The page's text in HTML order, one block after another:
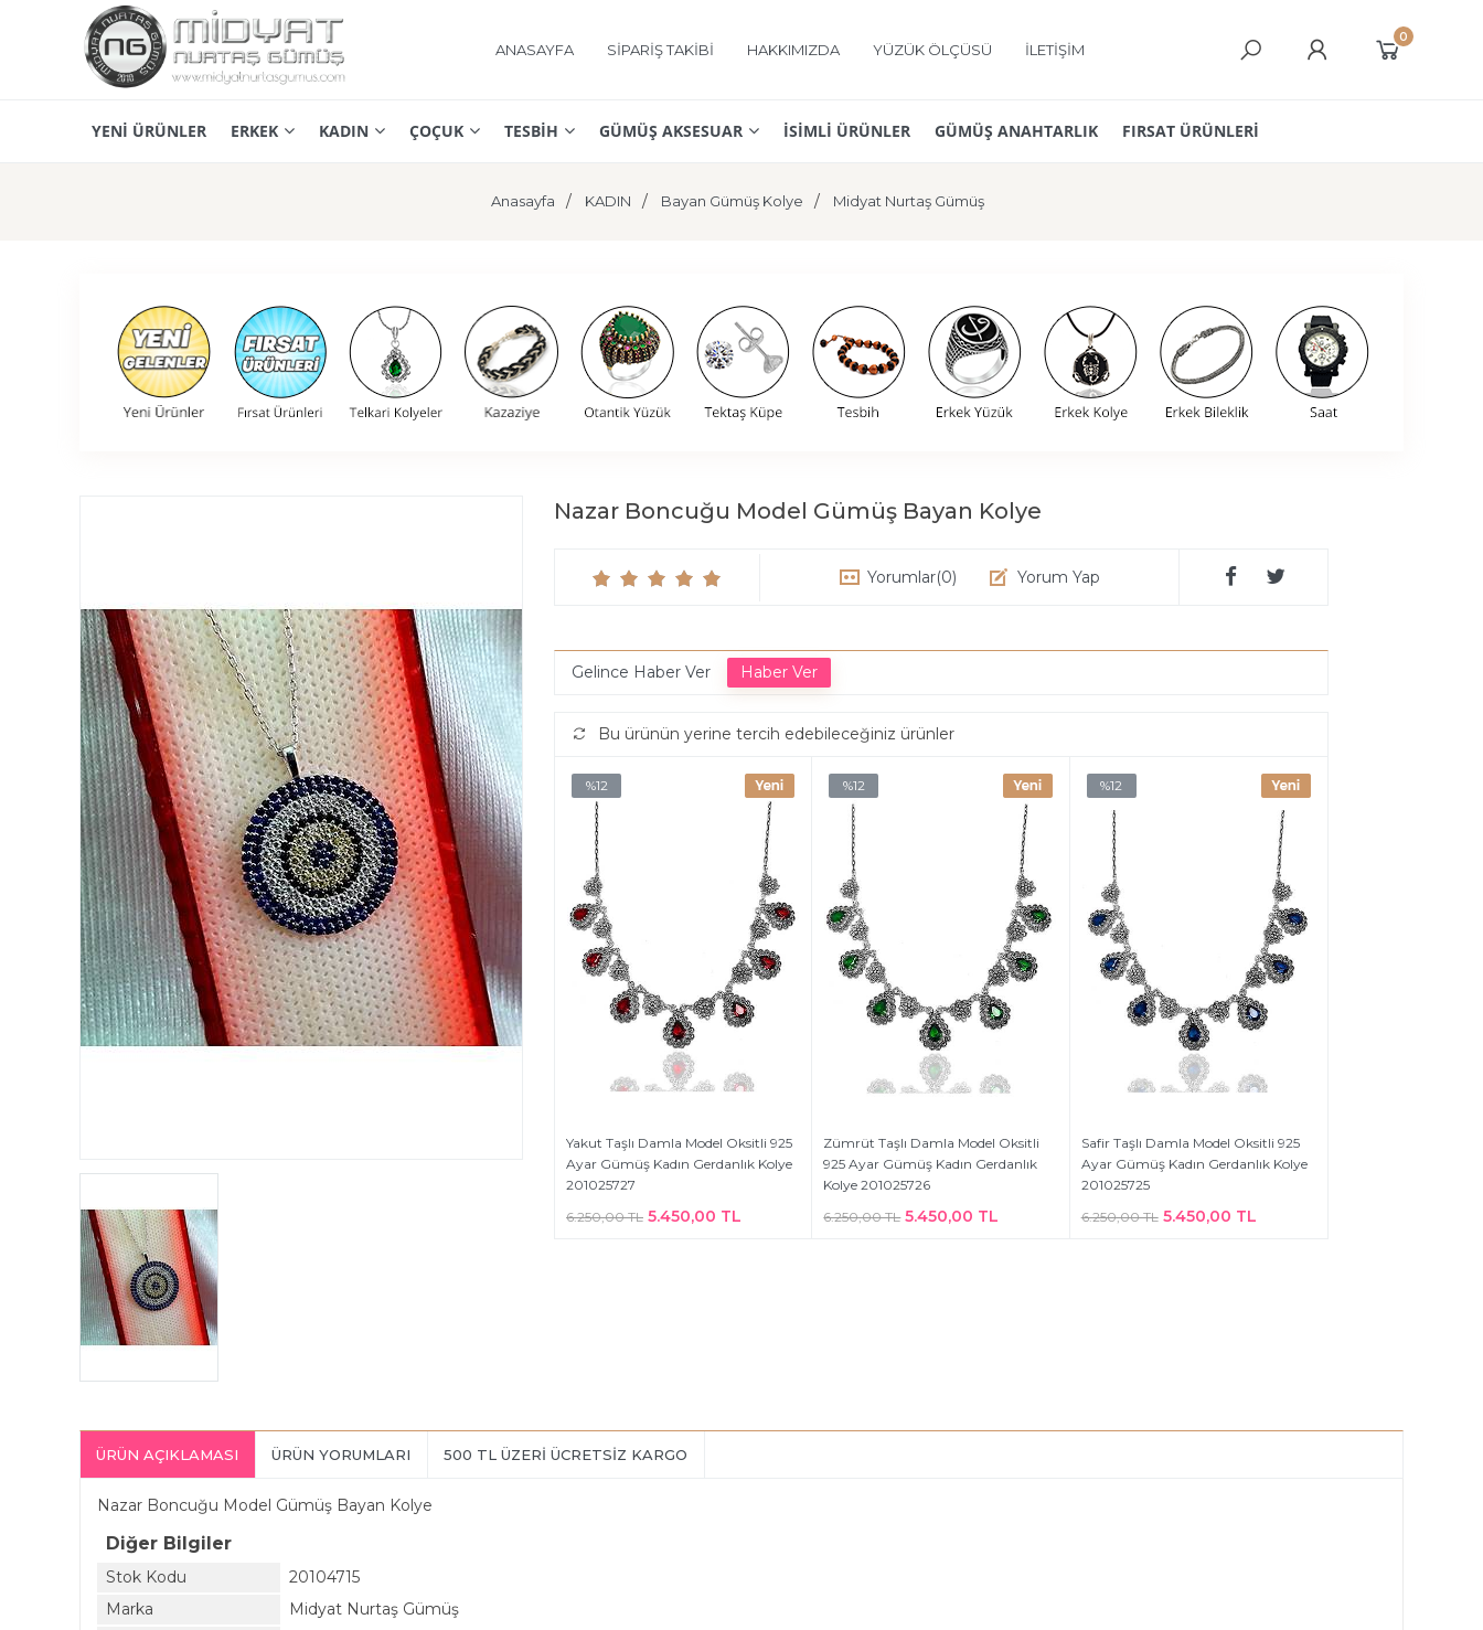
ANASAYFA SİPARİŞ TAKİBİ HAKKIMIZDA YÜZÜK ÖLÇÜSÜ İLETİŞİM
0
YENİ ÜRÜNLER ERKEK KADIN ÇOÇUK TESBİH GÜMÜŞ AKSESUAR İSİMLİ ÜRÜNLER GÜMÜŞ ANAHTARLIK FIRSAT ÜRÜNLERİ
Anasayfa KADIN Bayan Gümüş Kolye Midyat Nurtaş Gümüş
Nazar Boncuğu Model Gümüş Bayan Kolye
Yorumlar(0) Yorum Yap
Gelince Haber Ver
Bu ürünün yerine tercih edebileceğiniz ürünler
%12
Yakut Taşlı Damla Model Oksitli 925
Ayar Gümüş Kadın Gerdanlık Kolye
201025727
6.250,00 TL 5.450,00 TL
%12
Zümrüt Taşlı Damla Model Oksitli
925 Ayar Gümüş Kadın Gerdanlık
Kolye 201025726
6.250,00 TL 5.450,00 TL
%12
Safir Taşlı Damla Model Oksitli 925
Ayar Gümüş Kadın Gerdanlık Kolye
201025725
6.250,00 TL 5.450,00 TL
ÜRÜN AÇIKLAMASI ÜRÜN YORUMLARI 500 TL ÜZERİ ÜCRETSİZ KARGO
Nazar Boncuğu Model Gümüş Bayan Kolye
Diğer Bilgiler
Stok Kodu
20104715
Marka
Midyat Nurtaş Gümüş